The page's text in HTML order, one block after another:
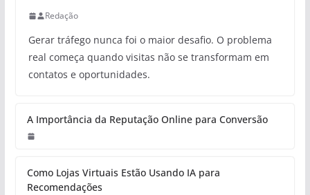
Redação
Gerar tráfego nunca foi o maior desafio. O problema
real começa quando visitas não se transformam em
contatos e oportunidades.
A Importância da Reputação Online para Conversão
Como Lojas Virtuais Estão Usando IA para
Recomendações